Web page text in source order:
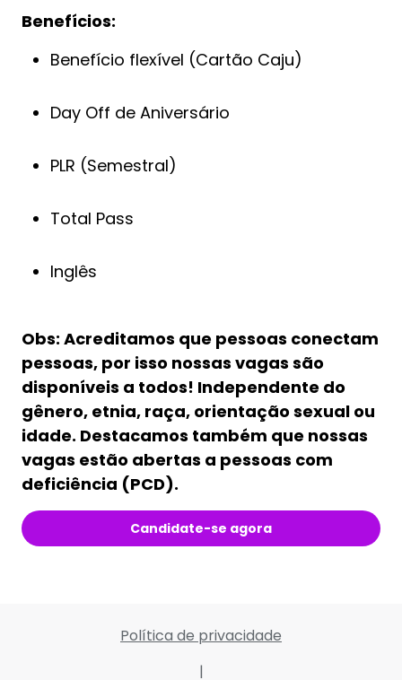
Benefícios:
Benefício flexível (Cartão Caju)
Day Off de Aniversário
PLR (Semestral)
Total Pass
Inglês
Obs: Acreditamos que pessoas conectam
pessoas, por isso nossas vagas são
disponíveis a todos! Independente do
gênero, etnia, raça, orientação sexual ou
idade. Destacamos também que nossas
vagas estão abertas a pessoas com
deficiência (PCD).
Candidate-se agora
Política de privacidade
|